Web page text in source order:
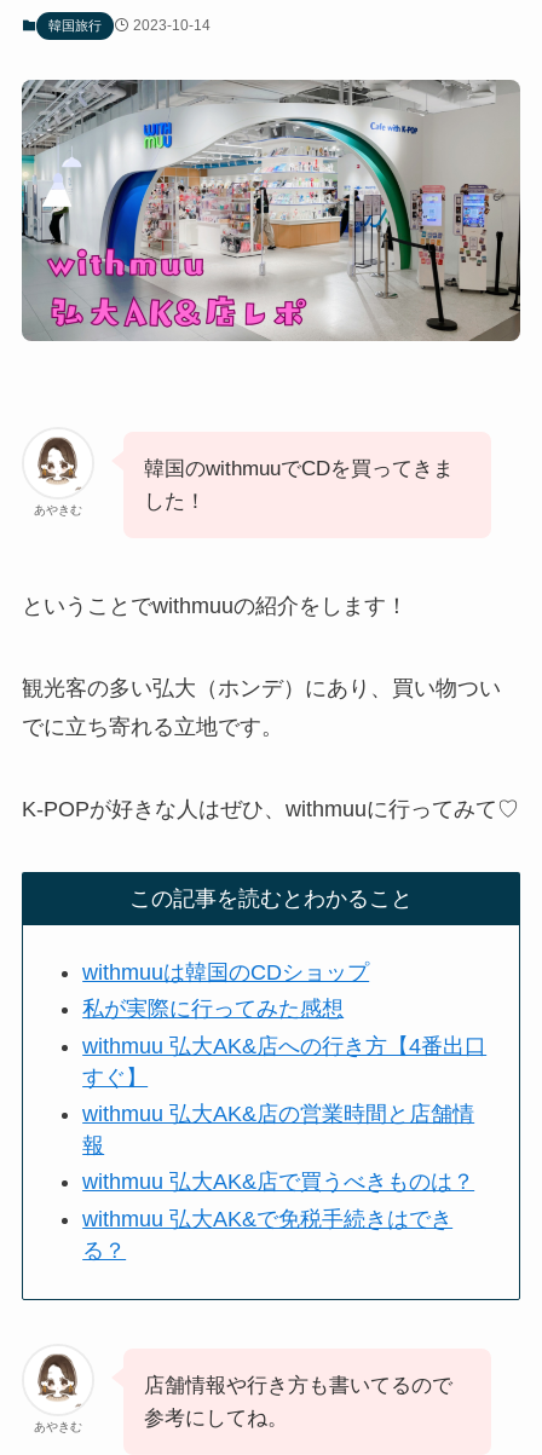
韓国旅行 2023-10-14
あやきむ
韓国のwithmuuでCDを買ってきま
した！
ということでwithmuuの紹介をします！
観光客の多い弘大（ホンデ）にあり、買い物つい
でに立ち寄れる立地です。
K-POPが好きな人はぜひ、withmuuに行ってみて♡
この記事を読むとわかること
withmuuは韓国のCDショップ
私が実際に行ってみた感想
withmuu 弘大AK&店への行き方【4番出口
すぐ】
withmuu 弘大AK&店の営業時間と店舗情
報
withmuu 弘大AK&店で買うべきものは？
withmuu 弘大AK&で免税手続きはでき
る？
あやきむ
店舗情報や行き方も書いてるので
参考にしてね。